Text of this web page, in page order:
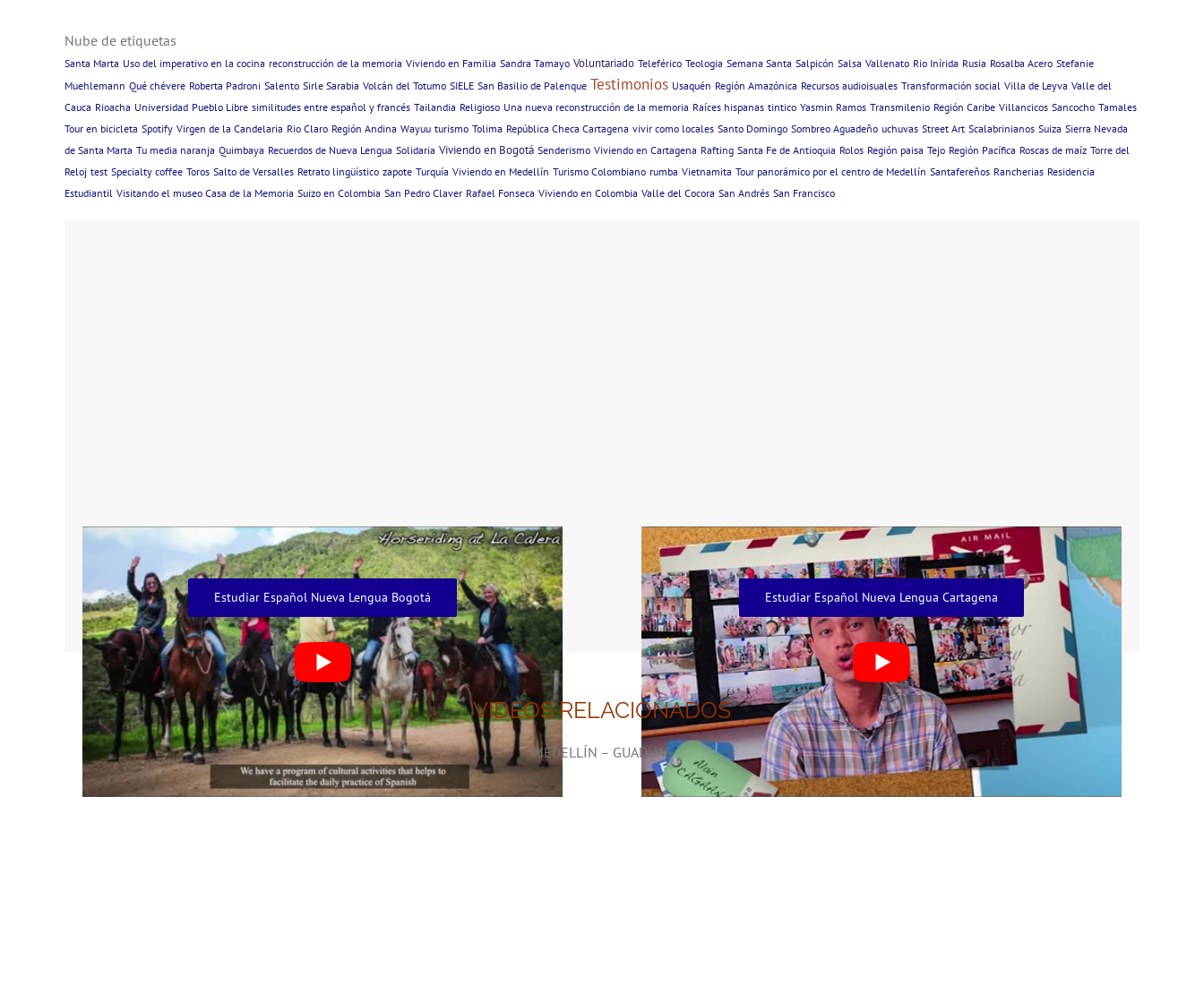
Nube de etiquetas
Santa Marta Uso del imperativo en la cocina reconstrucción de la memoria Viviendo en Familia Sandra Tamayo Voluntariado Teleférico Teologia Semana Santa Salpicón Salsa Vallenato Rio Inírida Rusia Rosalba Acero Stefanie
Muehlemann Qué chévere Roberta Padroni Salento Sirle Sarabia Volcán del Totumo SIELE San Basilio de Palenque Testimonios Usaquén Región Amazónica Recursos audioisuales Transformación social Villa de Leyva Valle del
Cauca Rioacha Universidad Pueblo Libre similitudes entre español y francés Tailandia Religioso Una nueva reconstrucción de la memoria Raíces hispanas tintico Yasmin Ramos Transmilenio Región Caribe Villancicos Sancocho Tamales
Tour en bicicleta Spotify Virgen de la Candelaria Rio Claro Región Andina Wayuu turismo Tolima República Checa Cartagena vivir como locales Santo Domingo Sombreo Aguadeño uchuvas Street Art Scalabrinianos Suiza Sierra Nevada
de Santa Marta Tu media naranja Quimbaya Recuerdos de Nueva Lengua Solidaria Viviendo en Bogotá Senderismo Viviendo en Cartagena Rafting Santa Fe de Antioquia Rolos Región paisa Tejo Región Pacífica Roscas de maíz Torre del
Reloj test Specialty coffee Toros Salto de Versalles Retrato lingüístico zapote Turquía Viviendo en Medellín Turismo Colombiano rumba Vietnamita Tour panorámico por el centro de Medellín Santafereños Rancherias Residencia
Estudiantil Visitando el museo Casa de la Memoria Suizo en Colombia San Pedro Claver Rafael Fonseca Viviendo en Colombia Valle del Cocora San Andrés San Francisco
Estudiar Español Nueva Lengua Bogotá Estudiar Español Nueva Lengua Cartagena
VIDEOS RELACIONADOS
MEDELLÍN – GUADUAS